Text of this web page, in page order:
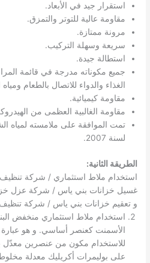
استقرار جيد في الأبعاد.
مقاومة عالية للتوتر والتمزق.
مرونة ممتازة.
سريعة وسهلة التركيب.
استطالة جيدة.
جميع مكوناته مدرجة في قائمة
الغذاء والدواء للاتصال بالطعام
مقاومة كيميائية.
مقاومة الغالبية العظمى من
لسنة 2007.
الطريقة الثانية:
استخدام ملاط ​​استثماري / شركة
غسيل خزانات بني ياس / شركة عزل
و تعقيم خزانات بني ياس / شركة
استخدام ملاط ​​استثماري منخفض
الأسمنت كعنصر أساسي. و هو
للاستخدام مكون من عنصرين معدّل
على بوليمرات أكريليك معدلة